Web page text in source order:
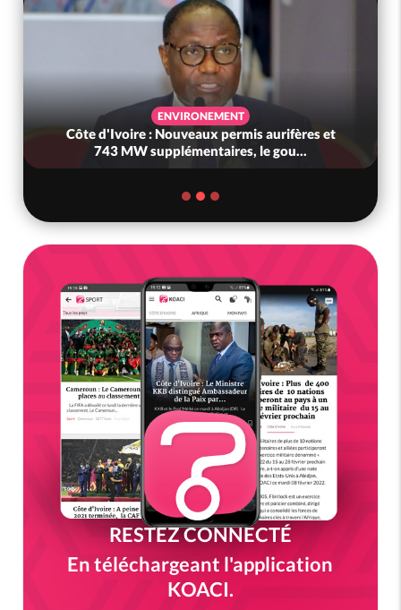
ENVIRONEMENT
Côte d'Ivoire : Nouveaux permis aurifères et
743 MW supplémentaires, le gou...
RESTEZ CONNECTÉ
En téléchargeant l'application
KOACI.